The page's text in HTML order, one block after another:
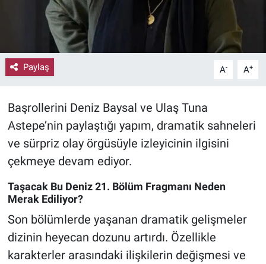
Paylaş A- A+
Başrollerini Deniz Baysal ve Ulaş Tuna
Astepe’nin paylaştığı yapım, dramatik sahneleri
ve sürpriz olay örgüsüyle izleyicinin ilgisini
çekmeye devam ediyor.
Taşacak Bu Deniz 21. Bölüm Fragmanı Neden
Merak Ediliyor?
Son bölümlerde yaşanan dramatik gelişmeler
dizinin heyecan dozunu artırdı. Özellikle
karakterler arasındaki ilişkilerin değişmesi ve